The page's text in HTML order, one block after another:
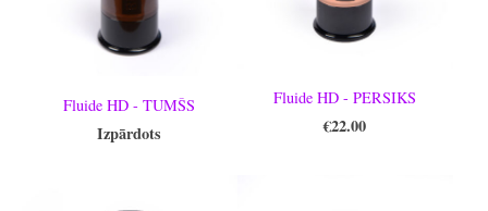
Fluide HD - TUMŠS
Izpārdots
Fluide HD - PERSIKS
€22.00